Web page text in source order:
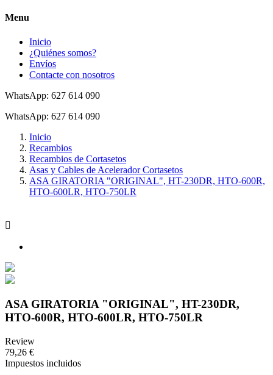
Menu
Inicio
¿Quiénes somos?
Envíos
Contacte con nosotros
WhatsApp: 627 614 090
WhatsApp: 627 614 090
Inicio
Recambios
Recambios de Cortasetos
Asas y Cables de Acelerador Cortasetos
ASA GIRATORIA "ORIGINAL", HT-230DR, HTO-600R,
HTO-600LR, HTO-750LR

ASA GIRATORIA "ORIGINAL", HT-230DR,
HTO-600R, HTO-600LR, HTO-750LR
Review
79,26 €
Impuestos incluidos